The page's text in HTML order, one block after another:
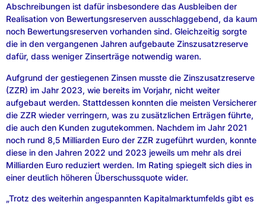
Abschreibungen ist dafür insbesondere das Ausbleiben der
Realisation von Bewertungsreserven ausschlaggebend, da kaum
noch Bewertungsreserven vorhanden sind. Gleichzeitig sorgte
die in den vergangenen Jahren aufgebaute Zinszusatzreserve
dafür, dass weniger Zinserträge notwendig waren.
Aufgrund der gestiegenen Zinsen musste die Zinszusatzreserve
(ZZR) im Jahr 2023, wie bereits im Vorjahr, nicht weiter
aufgebaut werden. Stattdessen konnten die meisten Versicherer
die ZZR wieder verringern, was zu zusätzlichen Erträgen führte,
die auch den Kunden zugutekommen. Nachdem im Jahr 2021
noch rund 8,5 Milliarden Euro der ZZR zugeführt wurden, konnte
diese in den Jahren 2022 und 2023 jeweils um mehr als drei
Milliarden Euro reduziert werden. Im Rating spiegelt sich dies in
einer deutlich höheren Überschussquote wider.
„Trotz des weiterhin angespannten Kapitalmarktumfelds gibt es